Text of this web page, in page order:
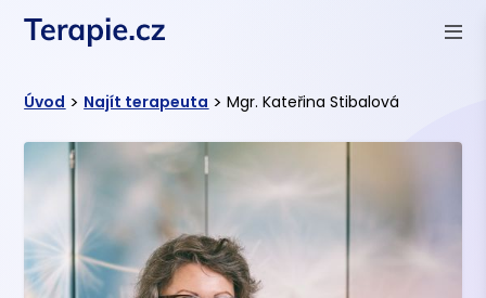
Úvod > Najít terapeuta > Mgr. Kateřina Stibalová